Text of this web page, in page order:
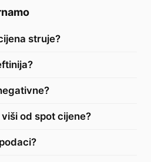
struje?
od spot cijene?